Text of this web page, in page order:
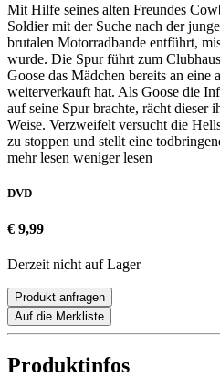
Mit Hilfe seines alten Freundes
Soldier mit der Suche nach der
brutalen Motorradbande entführt,
wurde. Die Spur führt zum
Goose das Mädchen bereits an eine
weiterverkauft hat. Als Goose die
auf seine Spur brachte, rächt dieser
Weise. Verzweifelt versucht die
zu stoppen und stellt eine
mehr lesen weniger lesen
DVD
€ 9,99
Derzeit nicht auf Lager
Produkt anfragen
Auf die Merkliste
Produktinfos